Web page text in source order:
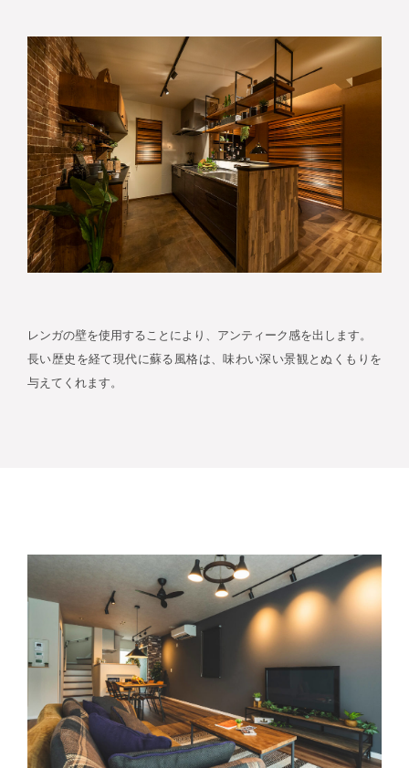
レンガの壁を使用することにより、アンティーク感を出します。
長い歴史を経て現代に蘇る風格は、味わい深い景観とぬくもりを
与えてくれます。